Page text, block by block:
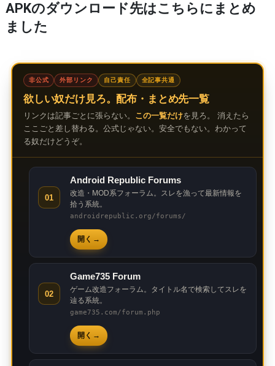
APKのダウンロード先はこちらにまとめ
ました
非公式 外部リンク 自己責任 全記事共通
欲しい奴だけ見ろ。配布・まとめ先一覧
リンクは記事ごとに張らない。 この一覧だけを見ろ。 消えたら
ここごと差し替わる。公式じゃない。安全でもない。わかって
る奴だけどうぞ。
01
Android Republic Forums
改造・MOD系フォーラム。スレを漁って最新情報を
拾う系統。
androidrepublic.org/forums/
開く
02
Game735 Forum
ゲーム改造フォーラム。タイトル名で検索してスレを
辿る系統。
game735.com/forum.php
開く